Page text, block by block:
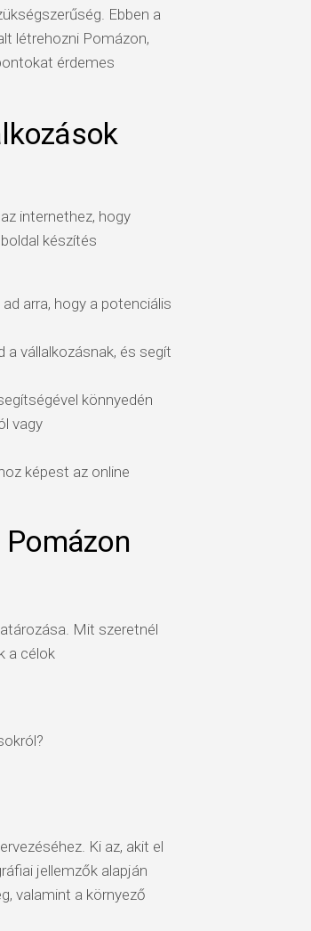
Ebben a
létrehozni Pomázon,
érdemes
internethez, hogy
készítés
arra, hogy a potenciális
a vállalkozásnak, és segít
könnyedén
vagy
képest az online
Mit szeretnél
a célok
Ki az, akit el
jellemzők alapján
valamint a környező